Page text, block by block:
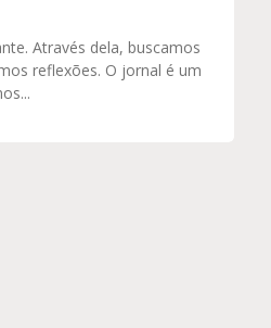
Através dela, buscamos
reflexões. O jornal é um